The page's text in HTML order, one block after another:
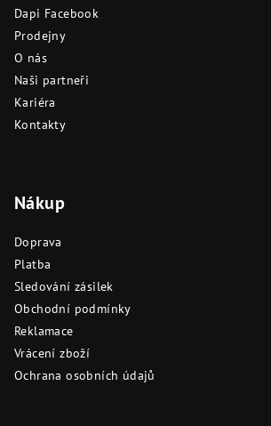
Dapi Facebook
Prodejny
O nás
Naši partneři
Kariéra
Kontakty
Nákup
Doprava
Platba
Sledování zásilek
Obchodní podmínky
Reklamace
Vrácení zboží
Ochrana osobních údajů